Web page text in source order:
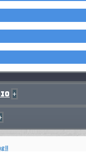
+
II